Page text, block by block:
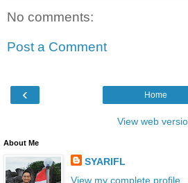
No comments:
Post a Comment
‹ Home
View web
About Me
SYARIFL
View my complete profile